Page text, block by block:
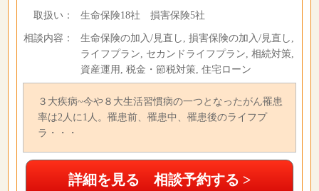
取扱い： 生命保険18社 損害保険5社
相談内容：
生命保険の加入/見直し, 損害保険の加入/見直し,
ライフプラン, セカンドライフプラン, 相続対策,
資産運用, 税金・節税対策, 住宅ローン
３大疾病~今や８大生活習慣病の一つとなったがん罹患
率は2人に1人。罹患前、罹患中、罹患後のライフプ
ラ・・・
詳細を見る 相談予約する >